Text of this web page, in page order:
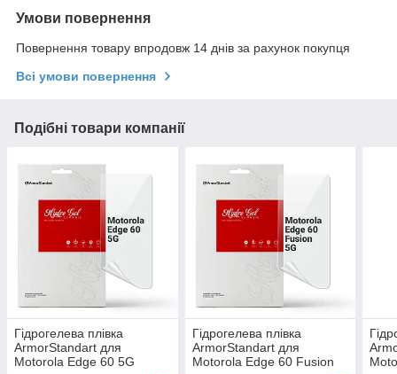
Умови повернення
Повернення товару впродовж 14 днів за рахунок покупця
Всі умови повернення
Подібні товари компанії
Гідрогелева плівка
ArmorStandart для
Motorola Edge 60 5G
Гідрогелева плівка
ArmorStandart для
Motorola Edge 60 Fusion